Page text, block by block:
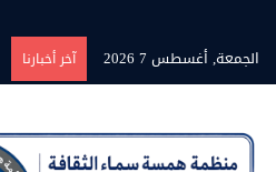
الجمعة, أغسطس 7 2026
آخر أخبارنا